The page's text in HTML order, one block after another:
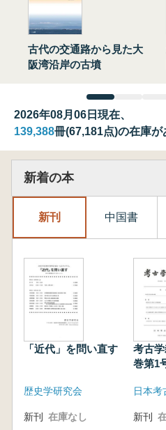
古代の交通路から見た大
阪湾沿岸の古墳
2026年08月06日現在、
139,388冊(67,181点)の在庫が
新着の本
新刊 中国書
「近代」を問い直す
歴史学研究会
新刊 在庫なし
考古
巻第1
日本考
新刊